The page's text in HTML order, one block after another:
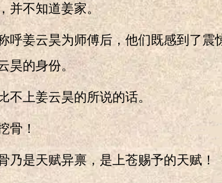
不知道姜家。
姜云昊为师傅后，他们既感到了震
昊的身份。
上姜云昊的所说的话。
骨！
是天赋异禀，是上苍赐予的天赋！